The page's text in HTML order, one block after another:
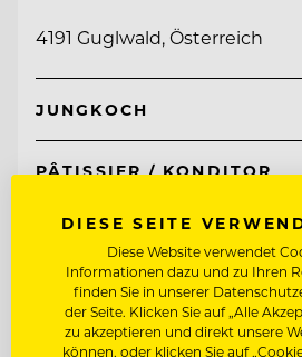
4191 Guglwald, Österreich
JUNGKOCH
PÂTISSIER / KONDITOR
DIESE SEITE
Diese Website verwendet
Informationen dazu und zu Ihren
finden Sie in unserer
der Seite. Klicken Sie auf „Alle
zu akzeptieren und direkt unsere
können, oder klicken Sie auf